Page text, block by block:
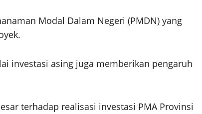
Modal Dalam Negeri (PMDN) yang
investasi asing juga memberikan pengaruh
terhadap realisasi investasi PMA Provinsi